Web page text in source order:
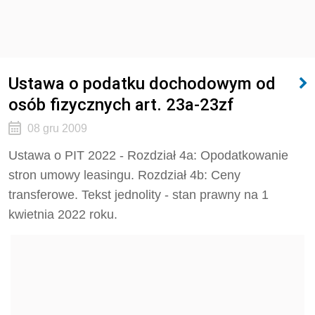
Ustawa o podatku dochodowym od
osób fizycznych art. 23a-23zf
08 gru 2009
Ustawa o PIT 2022 - Rozdział 4a: Opodatkowanie
stron umowy leasingu. Rozdział 4b: Ceny
transferowe. Tekst jednolity - stan prawny na 1
kwietnia 2022 roku.